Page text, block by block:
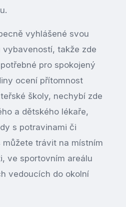
vyhlášené svou
takže zde
pro spokojený
ocení přítomnost
školy, nechybí zde
a dětského lékaře,
s potravinami či
trávit na místním
ve sportovním areálu
vedoucích do okolní